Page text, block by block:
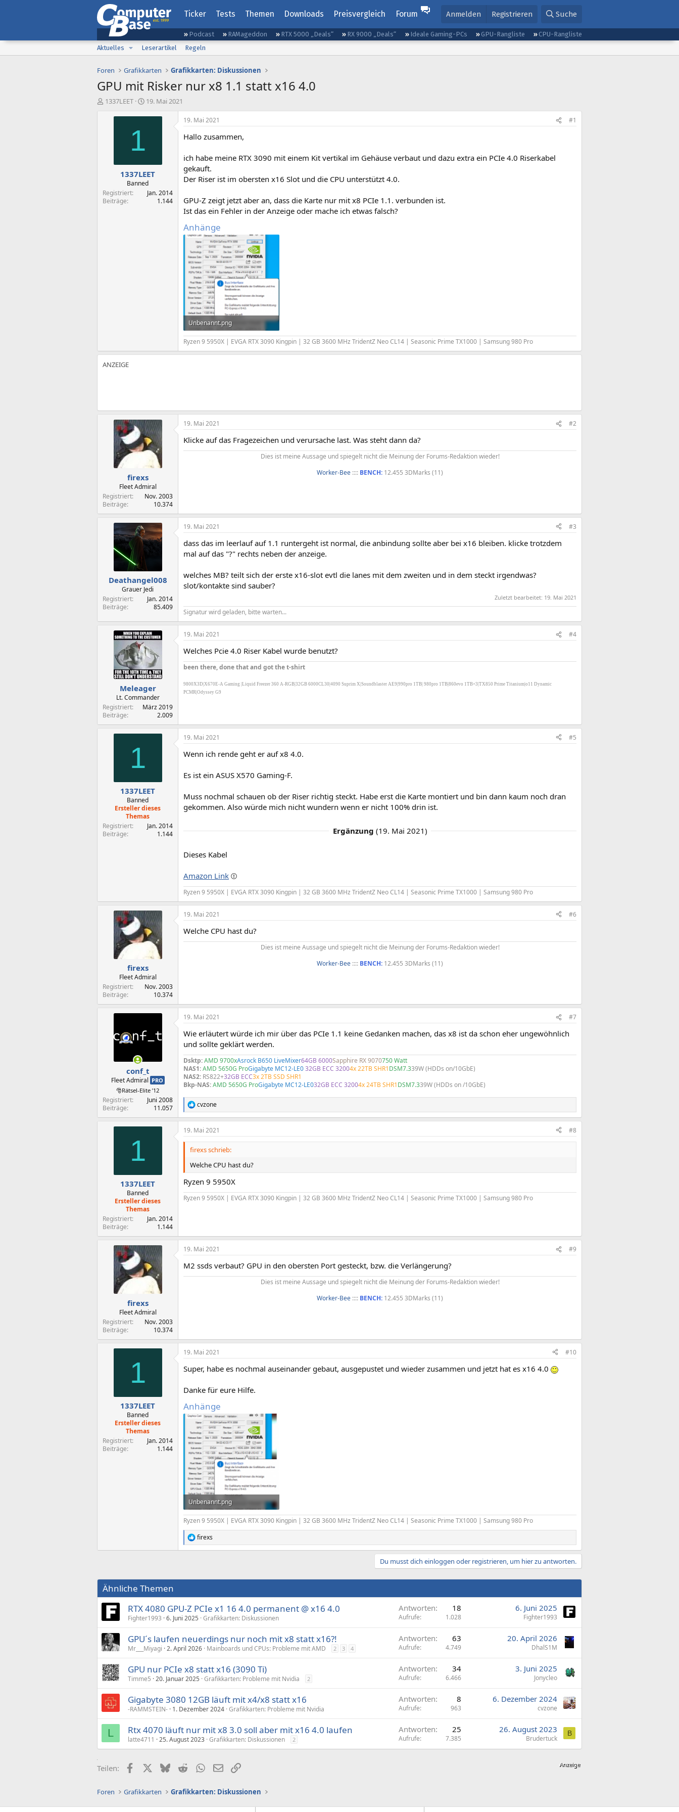
Ticker Tests Themen Downloads Preisvergleich Forum Anmelden Registrieren Suche
Podcast RAMageddon RTX 5000 „Deals“ RX 9000 „Deals“ Ideale Gaming-PCs GPU-Rangliste
CPU-Rangliste
Aktuelles
Leserartikel Regeln
Foren Grafikkarten Grafikkarten: Diskussionen
GPU mit Risker nur x8 1.1 statt x16 4.0
E1337LEET
E
s
t
a
m
19. Mai 2021
1
1337LEET
Banned
Registriert
Jan. 2014
Beiträge
1.144
19. Mai 2021 #1
Hallo zusammen,
ich habe meine RTX 3090 mit einem Kit vertikal im Gehäuse verbaut und dazu extra ein PCIe 4.0 Riserkabel
gekauft.
Der Riser ist im obersten x16 Slot und die CPU unterstützt 4.0.
GPU-Z zeigt jetzt aber an, dass die Karte nur mit x8 PCIe 1.1. verbunden ist.
Ist das ein Fehler in der Anzeige oder mache ich etwas falsch?
Anhänge
Unbenannt.png
41,2 KB · Aufrufe: 748
Ryzen 9 5950X | EVGA RTX 3090 Kingpin | 32 GB 3600 MHz TridentZ Neo CL14 | Seasonic Prime TX1000 | Samsung 980 Pro
firexs
Fleet Admiral
Registriert
Nov. 2003
Beiträge
10.374
19. Mai 2021 #2
Klicke auf das Fragezeichen und verursache last. Was steht dann da?
Dies ist meine Aussage und spiegelt nicht die Meinung der Forums-Redaktion wieder!
Worker-Bee :::: BENCH: 12.455 3DMarks (11)​
Deathangel008
Grauer Jedi
Registriert
Jan. 2014
Beiträge
85.409
19. Mai 2021 #3
dass das im leerlauf auf 1.1 runtergeht ist normal, die anbindung sollte aber bei x16 bleiben. klicke trotzdem
mal auf das "?" rechts neben der anzeige.
welches MB? teilt sich der erste x16-slot evtl die lanes mit dem zweiten und in dem steckt irgendwas?
slot/kontakte sind sauber?
Zuletzt bearbeitet: 19. Mai 2021
Signatur wird geladen, bitte warten...
Meleager
Lt. Commander
Registriert
März 2019
Beiträge
2.009
19. Mai 2021 #4
Welches Pcie 4.0 Riser Kabel wurde benutzt?
been there, done that and got the t-shirt
9800X3D|X670E-A Gaming |Liquid Freezer 360 A-RGB|32GB 6000CL30|4090 Suprim X|Soundblaster AE9|990pro 1TB| 980pro 1TB|860evo 1TB×3|TX850 Prime Titanium|o11 Dynamic
PCMR|Odyssey G9
1
1337LEET
Banned
Ersteller dieses
Themas
Registriert
Jan. 2014
Beiträge
1.144
19. Mai 2021 #5
Wenn ich rende geht er auf x8 4.0.
Es ist ein ASUS X570 Gaming-F.
Muss nochmal schauen ob der Riser richtig steckt. Habe erst die Karte montiert und bin dann kaum noch dran
gekommen. Also würde mich nicht wundern wenn er nicht 100% drin ist.
Ergänzung (19. Mai 2021)
Dieses Kabel
Amazon Link
Ryzen 9 5950X | EVGA RTX 3090 Kingpin | 32 GB 3600 MHz TridentZ Neo CL14 | Seasonic Prime TX1000 | Samsung 980 Pro
firexs
Fleet Admiral
Registriert
Nov. 2003
Beiträge
10.374
19. Mai 2021 #6
Welche CPU hast du?
Dies ist meine Aussage und spiegelt nicht die Meinung der Forums-Redaktion wieder!
Worker-Bee :::: BENCH: 12.455 3DMarks (11)​
conf_t
Fleet Admiral PRO
🎅Rätsel-Elite ’12
Registriert
Juni 2008
Beiträge
11.057
19. Mai 2021 #7
Wie erläutert würde ich mir über das PCIe 1.1 keine Gedanken machen, das x8 ist da schon eher ungewöhnlich
und sollte geklärt werden.
Dsktp:AMD 9700xAsrock B650 LiveMixer64GB 6000Sapphire RX 9070750 Watt
NAS1:AMD 5650G ProGigabyte MC12-LE032GB ECC 32004x 22TB SHR1DSM7.339W (HDDs on/10GbE)
NAS2: RS822+32GB ECC3x 2TB SSD SHR1
Bkp-NAS:AMD 5650G ProGigabyte MC12-LE032GB ECC 32004x 24TB SHR1DSM7.339W (HDDs on /10GbE)
R
e
a
k
t
n
e
n
:
cvzone
1
1337LEET
Banned
Ersteller dieses
Themas
Registriert
Jan. 2014
Beiträge
1.144
19. Mai 2021 #8
firexs schrieb:
Welche CPU hast du?
Ryzen 9 5950X
Ryzen 9 5950X | EVGA RTX 3090 Kingpin | 32 GB 3600 MHz TridentZ Neo CL14 | Seasonic Prime TX1000 | Samsung 980 Pro
firexs
Fleet Admiral
Registriert
Nov. 2003
Beiträge
10.374
19. Mai 2021 #9
M2 ssds verbaut? GPU in den obersten Port gesteckt, bzw. die Verlängerung?
Dies ist meine Aussage und spiegelt nicht die Meinung der Forums-Redaktion wieder!
Worker-Bee :::: BENCH: 12.455 3DMarks (11)​
1
1337LEET
Banned
Ersteller dieses
Themas
Registriert
Jan. 2014
Beiträge
1.144
19. Mai 2021 #10
Super, habe es nochmal auseinander gebaut, ausgepustet und wieder zusammen und jetzt hat es x16 4.0
Danke für eure Hilfe.
Anhänge
Unbenannt.png
50,4 KB · Aufrufe: 624
Ryzen 9 5950X | EVGA RTX 3090 Kingpin | 32 GB 3600 MHz TridentZ Neo CL14 | Seasonic Prime TX1000 | Samsung 980 Pro
R
e
i
n
e
n
:
firexs
Du musst dich einloggen oder registrieren, um hier zu antworten.
Ähnliche Themen
RTX 4080 GPU-Z PCIe x1 16 4.0 permanent @ x16 4.0
Fighter1993 6. Juni 2025 Grafikkarten: Diskussionen
Antworten 18
Aufrufe 1.028
6. Juni 2025
Fighter1993
GPU´s laufen neuerdings nur noch mit x8 statt x16?!
Mr___Miyagi 2. April 2026 Mainboards und CPUs: Probleme mit AMD 2 3 4
Antworten 63
Aufrufe 4.749
20. April 2026
DhalS1M
GPU nur PCIe x8 statt x16 (3090 Ti)
Timme5 20. Januar 2025 Grafikkarten: Probleme mit Nvidia 2
Antworten 34
Aufrufe 6.466
3. Juni 2025
Jonycleo
Gigabyte 3080 12GB läuft mit x4/x8 statt x16
-RAMMSTEIN- 1. Dezember 2024 Grafikkarten: Probleme mit Nvidia
Antworten 8
Aufrufe 963
6. Dezember 2024
cvzone
L Rtx 4070 läuft nur mit x8 3.0 soll aber mit x16 4.0 laufen
latte4711 25. August 2023 Grafikkarten: Diskussionen 2
Antworten 25
Aufrufe 7.385
26. August 2023
Brudertuck
B
Teilen: FacebookX (Twitter)
BlueskyRedditWhatsApp
E-MailLink
Foren Grafikkarten Grafikkarten: Diskussionen